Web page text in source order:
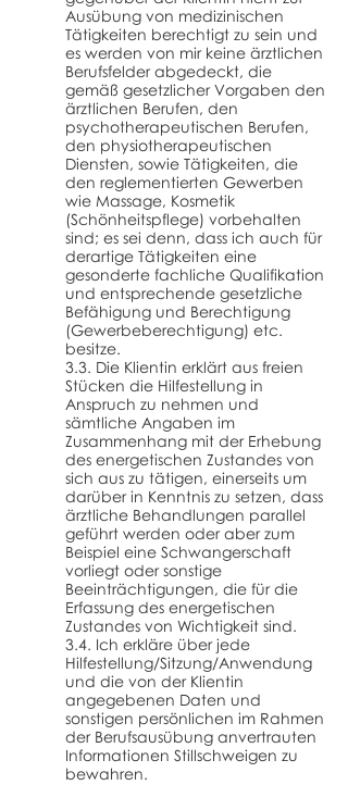
Ausübung von medizinischen
Tätigkeiten berechtigt zu sein und
es werden von mir keine ärztlichen
Berufsfelder abgedeckt, die
gemäß gesetzlicher Vorgaben den
ärztlichen Berufen, den
psychotherapeutischen Berufen,
den physiotherapeutischen
Diensten, sowie Tätigkeiten, die
den reglementierten Gewerben
wie Massage, Kosmetik
(Schönheitspflege) vorbehalten
sind; es sei denn, dass ich auch für
derartige Tätigkeiten eine
gesonderte fachliche Qualifikation
und entsprechende gesetzliche
Befähigung und Berechtigung
(Gewerbeberechtigung) etc.
besitze.
3.3. Die Klientin erklärt aus freien
Stücken die Hilfestellung in
Anspruch zu nehmen und
sämtliche Angaben im
Zusammenhang mit der Erhebung
des energetischen Zustandes von
sich aus zu tätigen, einerseits um
darüber in Kenntnis zu setzen, dass
ärztliche Behandlungen parallel
geführt werden oder aber zum
Beispiel eine Schwangerschaft
vorliegt oder sonstige
Beeinträchtigungen, die für die
Erfassung des energetischen
Zustandes von Wichtigkeit sind.
3.4. Ich erkläre über jede
Hilfestellung/Sitzung/Anwendung
und die von der Klientin
angegebenen Daten und
sonstigen persönlichen im Rahmen
der Berufsausübung anvertrauten
Informationen Stillschweigen zu
bewahren.